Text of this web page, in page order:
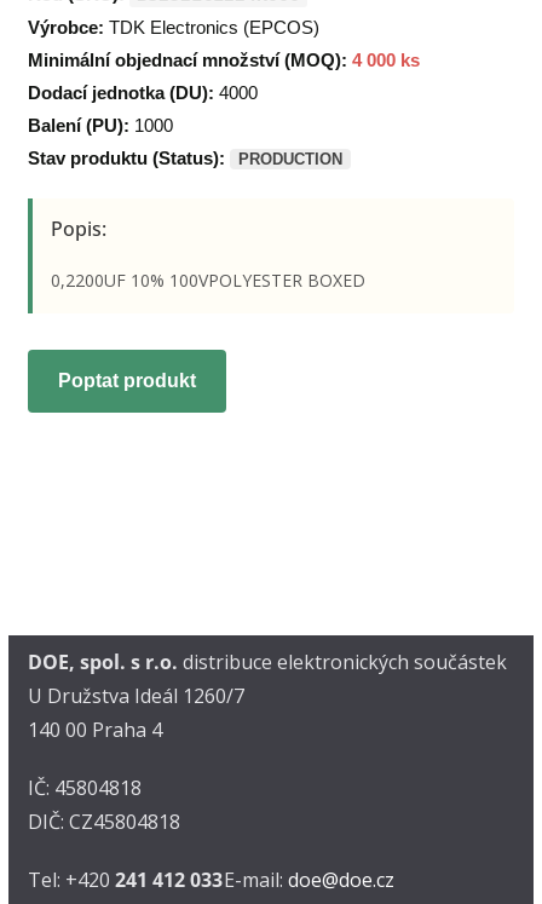
Výrobce: TDK Electronics (EPCOS)
Minimální objednací množství (MOQ): 4 000 ks
Dodací jednotka (DU): 4000
Balení (PU): 1000
Stav produktu (Status):
PRODUCTION
Popis:
0,2200UF 10% 100VPOLYESTER BOXED
Poptat produkt
DOE, spol. s r.o. distribuce elektronických součástek
U Družstva Ideál 1260/7
140 00 Praha 4
IČ: 45804818
DIČ: CZ45804818
Tel: +420 241 412 033E-mail: doe@doe.cz